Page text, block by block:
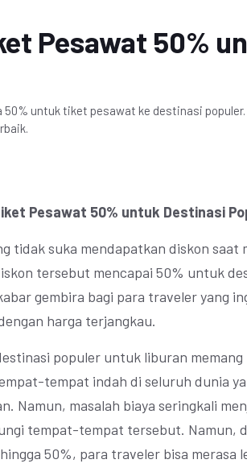
Pesawat 50%
50% untuk tiket pesawat ke destinasi
Pesawat 50% untuk Destinasi
tidak suka mendapatkan diskon saat
tersebut mencapai 50% untuk
gembira bagi para traveler yang
harga terjangkau.
populer untuk liburan
tempat indah di seluruh dunia
Namun, masalah biaya seringkali
tempat-tempat tersebut. Namun,
50%, para traveler bisa merasa